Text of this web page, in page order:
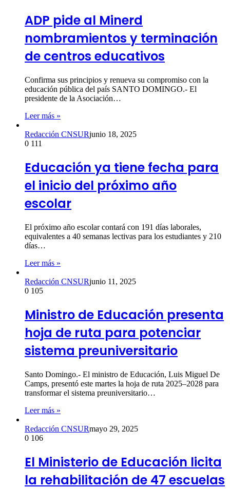
ADP pide al Minerd
nombramientos y terminación
de centros educativos
Confirma sus principios y renueva su compromiso con la
educación pública del país SANTO DOMINGO.- El
presidente de la Asociación…
Leer más »
Redacción CNSURjunio 18, 2025
0 111
Educación ya tiene fecha para
el inicio del próximo año
escolar
El próximo año escolar contará con 191 días laborales,
equivalentes a 40 semanas lectivas para los estudiantes y 210
días…
Leer más »
Redacción CNSURjunio 11, 2025
0 105
Ministro de Educación presenta
hoja de ruta para potenciar
sistema preuniversitario
Santo Domingo.- El ministro de Educación, Luis Miguel De
Camps, presentó este martes la hoja de ruta 2025–2028 para
transformar el sistema preuniversitario…
Leer más »
Redacción CNSURmayo 29, 2025
0 106
El Ministerio de Educación licita
la rehabilitación de 47 escuelas